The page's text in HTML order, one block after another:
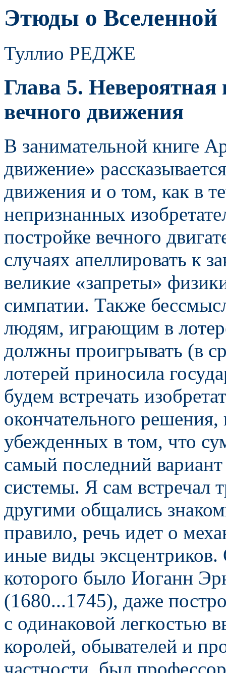
Этюды о Вселенной
Туллио РЕДЖЕ
Глава 5.
вечного движения
В занимательной книге
движение»
движения и о том, как в
непризнанных
постройке вечного
случаях апеллировать к
великие «запреты»
симпатии. Также
людям, играющим в
должны проигрывать (в
лотерей приносила
будем встречать
окончательного
убежденных в том, что
самый последний
системы. Я сам встречал
другими общались
правило, речь идет о
иные виды
которого было Иоганн
(1680...1745), даже
с одинаковой легкостью
королей, обывателей и